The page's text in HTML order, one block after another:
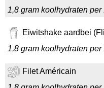
1,8 gram koolhydraten per
Eiwitshake aardbei
1,8 gram koolhydraten per
Filet Américain